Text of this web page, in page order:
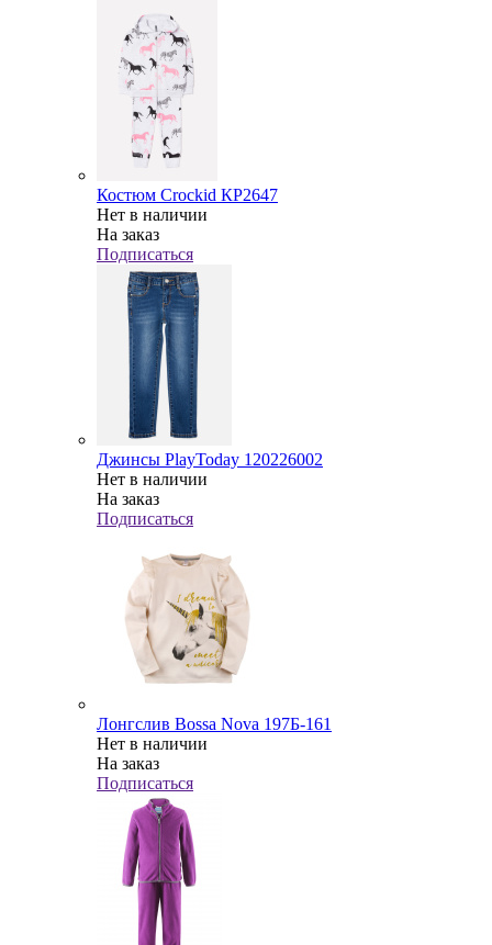
Костюм Crockid КР2647
Нет в наличии
На заказ
Подписаться
Джинсы PlayToday 120226002
Нет в наличии
На заказ
Подписаться
Лонгслив Bossa Nova 197Б-161
Нет в наличии
На заказ
Подписаться